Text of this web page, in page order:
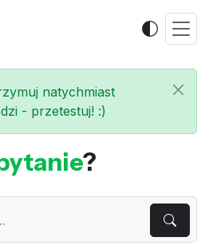
natychmiast
- przetestuj! :)
?